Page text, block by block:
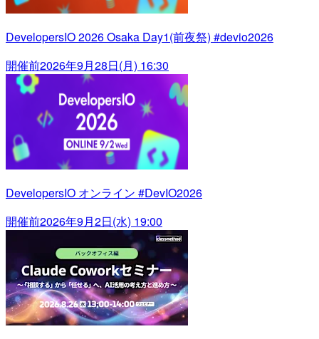
DevelopersIO 2026 Osaka Day1(前夜祭) #devio2026
開催前2026年9月28日(月) 16:30
DevelopersIO オンライン #DevIO2026
開催前2026年9月2日(水) 19:00